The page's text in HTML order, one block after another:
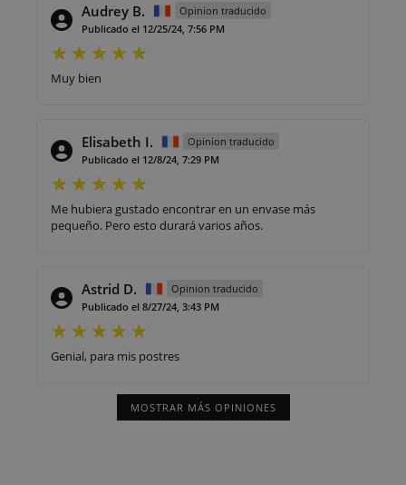
Audrey B.
Opinion traducido
Publicado el 12/25/24, 7:56 PM
Muy bien
Elisabeth I.
Opinion traducido
Publicado el 12/8/24, 7:29 PM
Me hubiera gustado encontrar en un envase más
pequeño. Pero esto durará varios años.
Astrid D.
Opinion traducido
Publicado el 8/27/24, 3:43 PM
Genial, para mis postres
MOSTRAR MÁS OPINIONES